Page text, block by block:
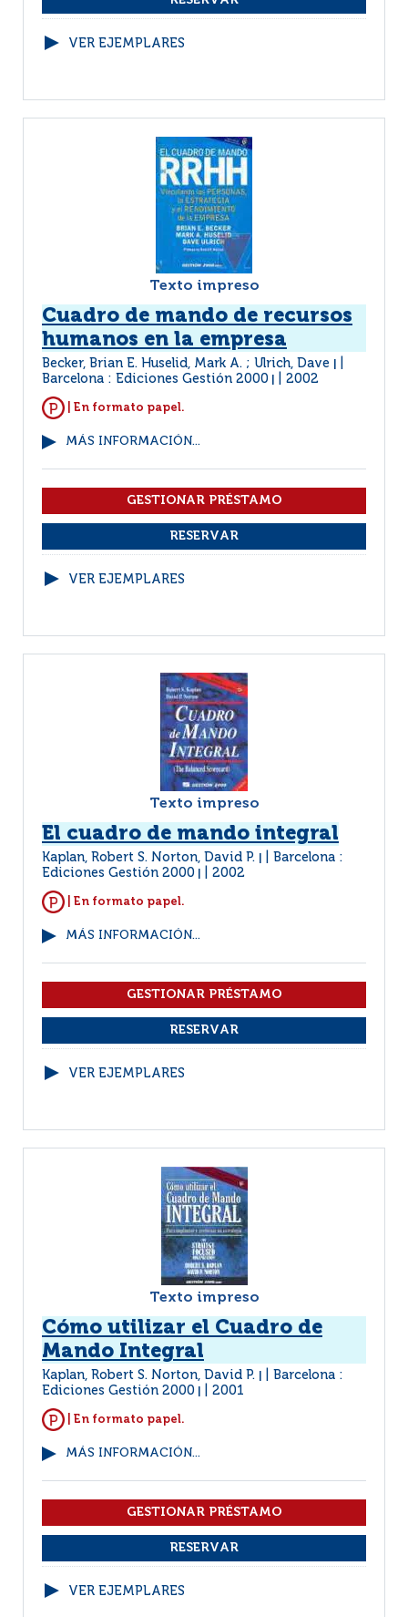
VER EJEMPLARES
Texto impreso
Cuadro de mando de recursos
humanos en la empresa
Becker, Brian E. Huselid, Mark A. ; Ulrich, Dave
Barcelona : Ediciones Gestión 2000 2002
| En formato papel.
MÁS INFORMACIÓN...
VER EJEMPLARES
Texto impreso
El cuadro de mando integral
Kaplan, Robert S. Norton, David P.
Barcelona :
Ediciones Gestión 2000
2002
| En formato papel.
MÁS INFORMACIÓN...
VER EJEMPLARES
Texto impreso
Cómo utilizar el Cuadro de
Mando Integral
Kaplan, Robert S. Norton, David P.
Barcelona :
Ediciones Gestión 2000
2001
| En formato papel.
MÁS INFORMACIÓN...
VER EJEMPLARES